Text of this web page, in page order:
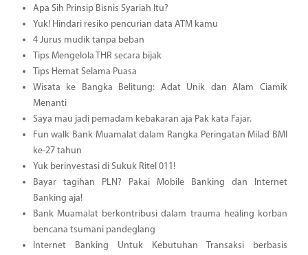
Apa Sih Prinsip Bisnis Syariah Itu?
Yuk! Hindari resiko pencurian data ATM kamu
4 Jurus mudik tanpa beban
Tips Mengelola THR secara bijak
Tips Hemat Selama Puasa
Wisata ke Bangka Belitung: Adat Unik dan Alam Ciamik
Menanti
Saya mau jadi pemadam kebakaran aja Pak kata Fajar.
Fun walk Bank Muamalat dalam Rangka Peringatan Milad BMI
ke-27 tahun
Yuk berinvestasi di Sukuk Ritel 011!
Bayar tagihan PLN? Pakai Mobile Banking dan Internet
Banking aja!
Bank Muamalat berkontribusi dalam trauma healing korban
bencana tsumani pandeglang
Internet Banking Untuk Kebutuhan Transaksi berbasis